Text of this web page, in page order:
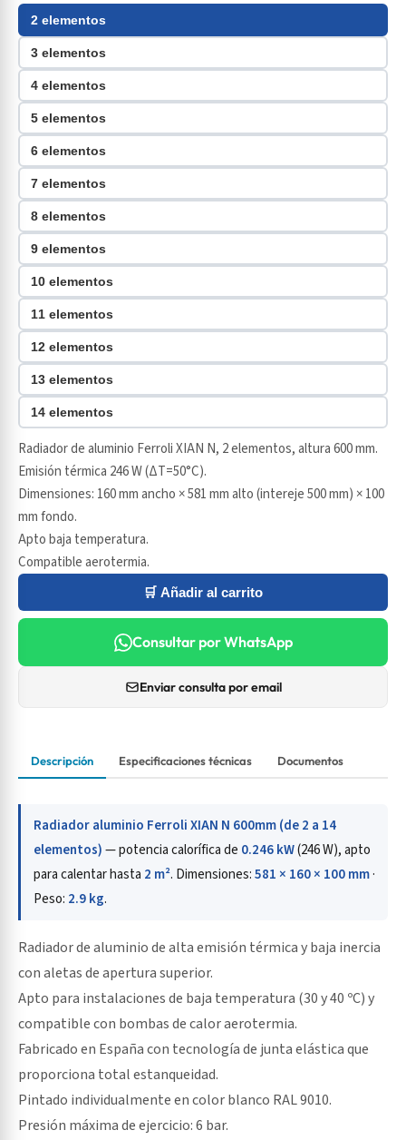
2 elementos
3 elementos
4 elementos
5 elementos
6 elementos
7 elementos
8 elementos
9 elementos
10 elementos
11 elementos
12 elementos
13 elementos
14 elementos
Radiador de aluminio Ferroli XIAN N, 2 elementos, altura 600 mm.
Emisión térmica 246 W (ΔT=50°C).
Dimensiones: 160 mm ancho × 581 mm alto (intereje 500 mm) × 100
mm fondo.
Apto baja temperatura.
Compatible aerotermia.
🛒 Añadir al carrito
Consultar por WhatsApp
Enviar consulta por email
Descripción Especificaciones técnicas Documentos
Radiador aluminio Ferroli XIAN N 600mm (de 2 a 14
elementos)— potencia calorífica de 0.246 kW(246 W), apto
para calentar hasta 2 m². Dimensiones:581 × 160 × 100 mm·
Peso: 2.9 kg.
Radiador de aluminio de alta emisión térmica y baja inercia
con aletas de apertura superior.
Apto para instalaciones de baja temperatura (30 y 40 ºC) y
compatible con bombas de calor aerotermia.
Fabricado en España con tecnología de junta elástica que
proporciona total estanqueidad.
Pintado individualmente en color blanco RAL 9010.
Presión máxima de ejercicio: 6 bar.